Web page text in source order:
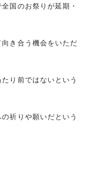
国のお祭りが延期・
き合う機会をいただ
り前ではないという
祈りや願いだという